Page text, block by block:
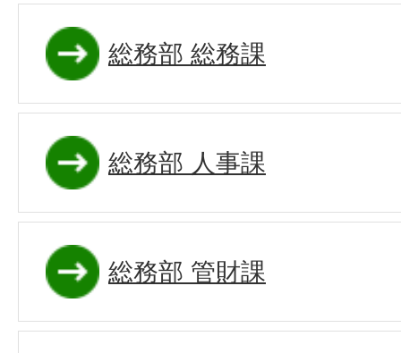
総務部 総務課
総務部 人事課
総務部 管財課